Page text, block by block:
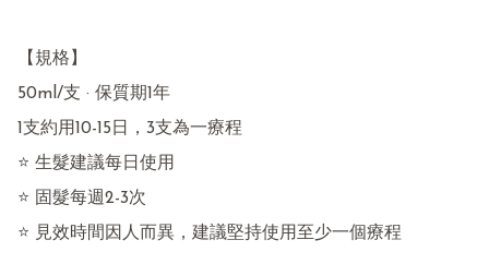
【規格】
50ml/支 · 保質期1年
1支約用10-15日，3支為一療程
⭐ 生髮建議每日使用
⭐ 固髮每週2-3次
⭐ 見效時間因人而異，建議堅持使用至少一個療程